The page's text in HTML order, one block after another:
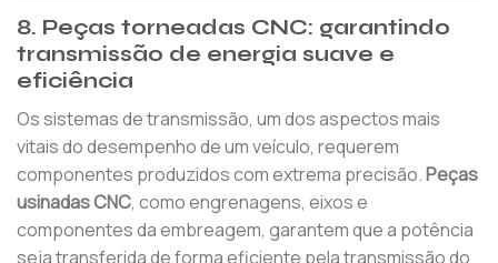
8. Peças torneadas CNC: garantindo
transmissão de energia suave e
eficiência
Os sistemas de transmissão, um dos aspectos mais
vitais do desempenho de um veículo, requerem
componentes produzidos com extrema precisão.Peças
usinadas CNC, como engrenagens, eixos e
componentes da embreagem, garantem que a potência
seja transferida de forma eficiente pela transmissão do